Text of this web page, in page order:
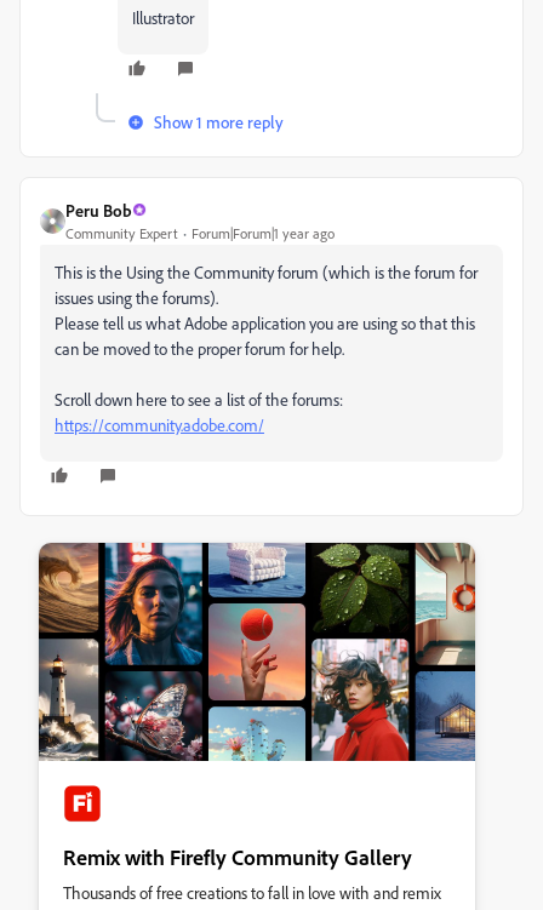
Illustrator
Show 1 more reply
Peru Bob
Community Expert Forum|Forum|1 year ago
This is the Using the Community forum (which is the forum for
issues using the forums).
Please tell us what Adobe application you are using so that this
can be moved to the proper forum for help.
Scroll down here to see a list of the forums:
https://community.adobe.com/
Remix with Firefly Community Gallery
Thousands of free creations to fall in love with and remix